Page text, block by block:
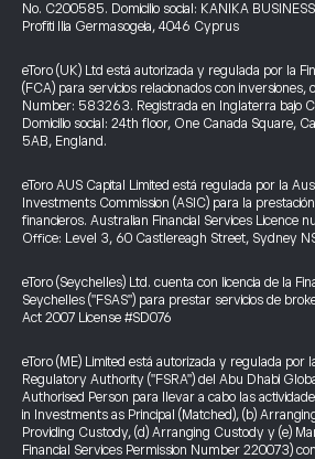
No. C200585. Domicilio social: KANIKA
Profiti Ilia Germasogeia, 4046 Cyprus
eToro (UK) Ltd está autorizada y regulada por la
(FCA) para servicios relacionados con inversiones,
Number: 583263. Registrada en Inglaterra bajo
Domicilio social: 24th floor, One Canada Square,
5AB, England.
eToro AUS Capital Limited está regulada por la
Investments Commission (ASIC) para la
financieros. Australian Financial Services Licence
Office: Level 3, 60 Castlereagh Street, Sydney
eToro (Seychelles) Ltd. cuenta con licencia de la
Seychelles ("FSAS") para prestar servicios de
Act 2007 License #SD076
eToro (ME) Limited está autorizada y regulada por
Regulatory Authority ("FSRA") del Abu Dhabi
Authorised Person para llevar a cabo las
in Investments as Principal (Matched), (b)
Providing Custody, (d) Arranging Custody y (e)
Financial Services Permission Number 220073)